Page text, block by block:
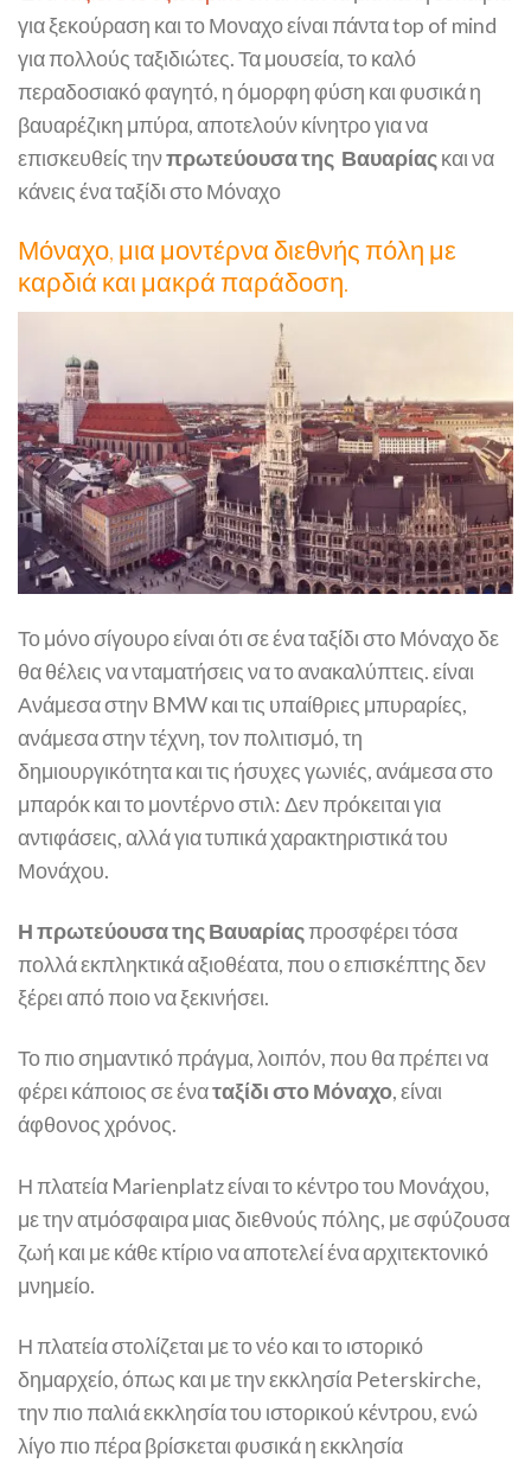
για ξεκούραση και το Μοναχο είναι πάντα top of mind
για πολλούς ταξιδιώτες. Τα μουσεία, το καλό
περαδοσιακό φαγητό, η όμορφη φύση και φυσικά η
βαυαρέζικη μπύρα, αποτελούν κίνητρο για να
επισκευθείς τηνπρωτεύουσα της Βαυαρίαςκαι να
κάνεις ένα ταξίδι στο Μόναχο
Μόναχο, μια μοντέρνα διεθνής πόλη με
καρδιά και μακρά παράδοση.
Το μόνο σίγουρο είναι ότι σε ένα ταξίδι στο Μόναχο δε
θα θέλεις να νταματήσεις να το ανακαλύπτεις. είναι
Ανάμεσα στην BMW και τις υπαίθριες μπυραρίες,
ανάμεσα στην τέχνη, τον πολιτισμό, τη
δημιουργικότητα και τις ήσυχες γωνιές, ανάμεσα στο
μπαρόκ και το μοντέρνο στιλ: Δεν πρόκειται για
αντιφάσεις, αλλά για τυπικά χαρακτηριστικά του
Μονάχου.
Η πρωτεύουσα της Βαυαρίαςπροσφέρει τόσα
πολλά εκπληκτικά αξιοθέατα, που ο επισκέπτης δεν
ξέρει από ποιο να ξεκινήσει.
Το πιο σημαντικό πράγμα, λοιπόν, που θα πρέπει να
φέρει κάποιος σε έναταξίδι στο Μόναχο, είναι
άφθονος χρόνος.
Η πλατεία Marienplatz είναι το κέντρο του Μονάχου,
με την ατμόσφαιρα μιας διεθνούς πόλης, με σφύζουσα
ζωή και με κάθε κτίριο να αποτελεί ένα αρχιτεκτονικό
μνημείο.
Η πλατεία στολίζεται με το νέο και το ιστορικό
δημαρχείο, όπως και με την εκκλησία Peterskirche,
την πιο παλιά εκκλησία του ιστορικού κέντρου, ενώ
λίγο πιο πέρα βρίσκεται φυσικά η εκκλησία